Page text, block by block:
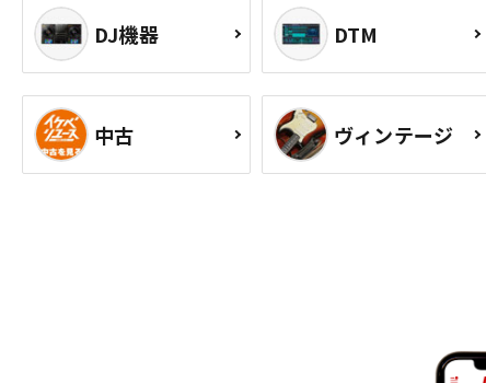
DJ機器 DTM
中古 ヴィンテージ